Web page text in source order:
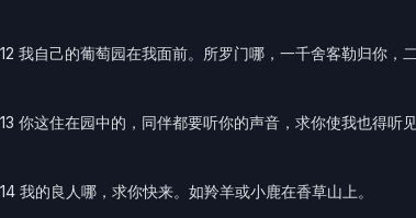
12 我自己的葡萄园在我面前。所罗门哪，一千舍客勒归你，
13 你这住在园中的，同伴都要听你的声音，求你使我也得听见
14 我的良人哪，求你快来。如羚羊或小鹿在香草山上。